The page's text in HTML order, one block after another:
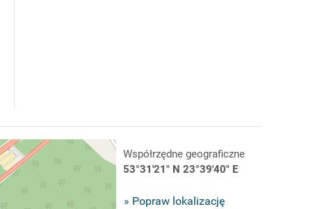
Współrzędne geograficzne
53°31'21" N 23°39'40" E
» Popraw lokalizację